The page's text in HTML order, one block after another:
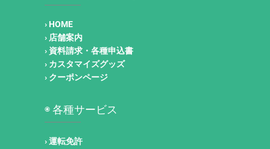
› HOME
› 店舗案内
› 資料請求・各種申込書
› カスタマイズグッズ
› クーポンページ
◉ 各種サービス
› 運転免許